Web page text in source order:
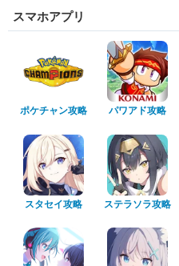
スマホアプリ
ポケチャン攻略 パワアド攻略
スタセイ攻略 ステラソラ攻略